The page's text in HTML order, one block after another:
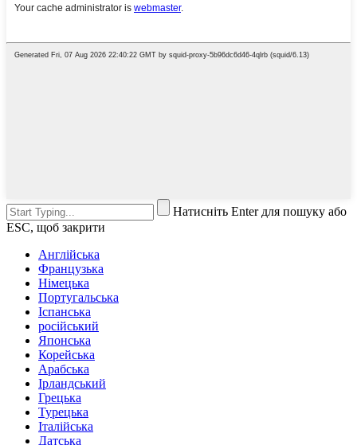
Натисніть Enter для пошуку або
ESC, щоб закрити
Англійська
Французька
Німецька
Португальська
Іспанська
російський
Японська
Корейська
Арабська
Ірландський
Грецька
Турецька
Італійська
Датська